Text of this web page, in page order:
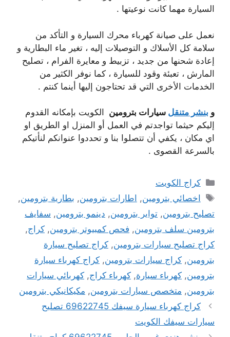
السيارة مهما كانت نوعيتها .
نعمل على صيانة كهرباء محرك السيارة و التأكد من
سلامة كل الأسلاك و التوصيلات إليه ، تغير ماء البطارية و
إعادة شحنها من جديد ، تزبيط و معايرة الفرام ، تصليح
المارش ، تعبئة وقود للسيارة ، كما نوفر الكثير من
الخدمات الأخرى التي قد تحتاجون إليها أينما كنتم .
و بنشر متنقل سيارات بترومين
الكويت بإمكانه القدوم
إليكم حيثما تواجدتم في العمل أو المنزل او الطريق او
اي مكان ، يكفي أن تتصلوا بنا و تحددوا عنوانكم لنأتيكم
بالسرعة القصوى .
التصنيفات
كراج الكويت
الوسوم
اخصائي بترومين, اطارات بترومين, بطارية بترومين,
تصليح بترومين, تواير بترومين, دينمو بترومين, سفايف
بترومين سلف بترومين, فحص كمبيوتر بترومين, كراج,
كراج تصليح سيارات بترومين, كراج تصليح سيارة
بترومين, كراج سيارات بترومين, كراج كهرباء سيارة
بترومين, كهرباء سيارة, كهرباء كراج, كهربائي سيارات
بترومين, متخصص سيارات بترومين, مكيكانيكي بترومين
كراج كهرباء سيارة سيفك 69622745 تصليح
سيارات سيفك الكويت